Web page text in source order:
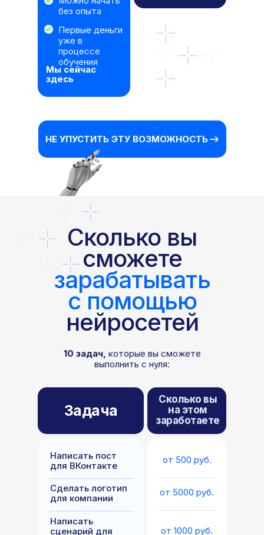
без опыта
Первые деньги
уже в
процессе
обучения
Мы сейчас
здесь
НЕ УПУСТИТЬ ЭТУ ВОЗМОЖНОСТЬ
10 задач, которые вы сможете
выполнить с нуля:
Сколько вы
сможете
зарабатывать
с помощью
нейросетей
30 минут
За 1 час 45
минут
от 500 руб.
от 1000 руб.
Сколько вы
на этом
заработаете
от 5000 руб.
озвучить 30-
видео
ИТОГО:
Написать пост
для ВКонтакте
Написать
сценарий для
Задача
Сделать логотип
для компании